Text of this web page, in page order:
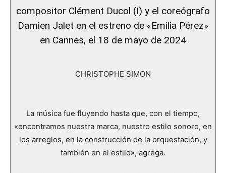
compositor Clément Ducol (I) y el coreógrafo
Damien Jalet en el estreno de «Emilia Pérez»
en Cannes, el 18 de mayo de 2024
CHRISTOPHE SIMON
La música fue fluyendo hasta que, con el tiempo,
«encontramos nuestra marca, nuestro estilo sonoro, en
los arreglos, en la construcción de la orquestación, y
también en el estilo», agrega.